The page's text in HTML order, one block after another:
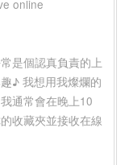
online
是個認真負責的上
♪ 我想用我燦爛的
通常會在晚上10
收藏夾並接收在線